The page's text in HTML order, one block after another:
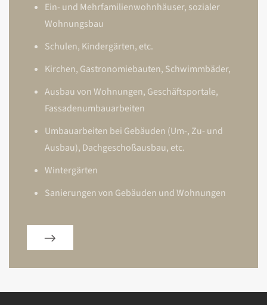
Ein- und Mehrfamilienwohnhäuser, sozialer
Wohnungsbau
Schulen, Kindergärten, etc.
Kirchen, Gastronomiebauten, Schwimmbäder,
Ausbau von Wohnungen, Geschäftsportale,
Fassadenumbauarbeiten
Umbauarbeiten bei Gebäuden (Um-, Zu- und
Ausbau), Dachgeschoßausbau, etc.
Wintergärten
Sanierungen von Gebäuden und Wohnungen